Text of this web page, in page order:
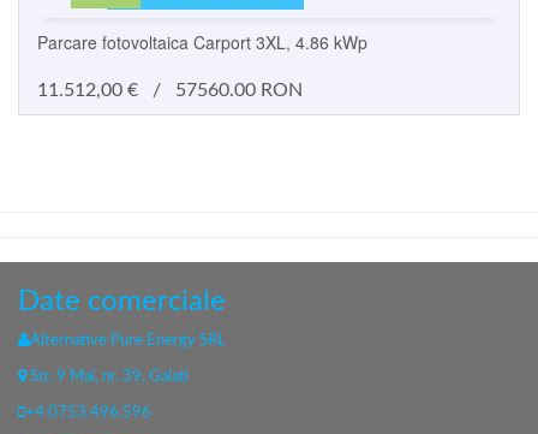
Parcare fotovoltaica Carport 3XL, 4.86 kWp
11.512,00 € / 57560.00 RON
Date comerciale
Alternative Pure Energy SRL
Str. 9 Mai, nr. 39, Galati
+4 0753.496.596